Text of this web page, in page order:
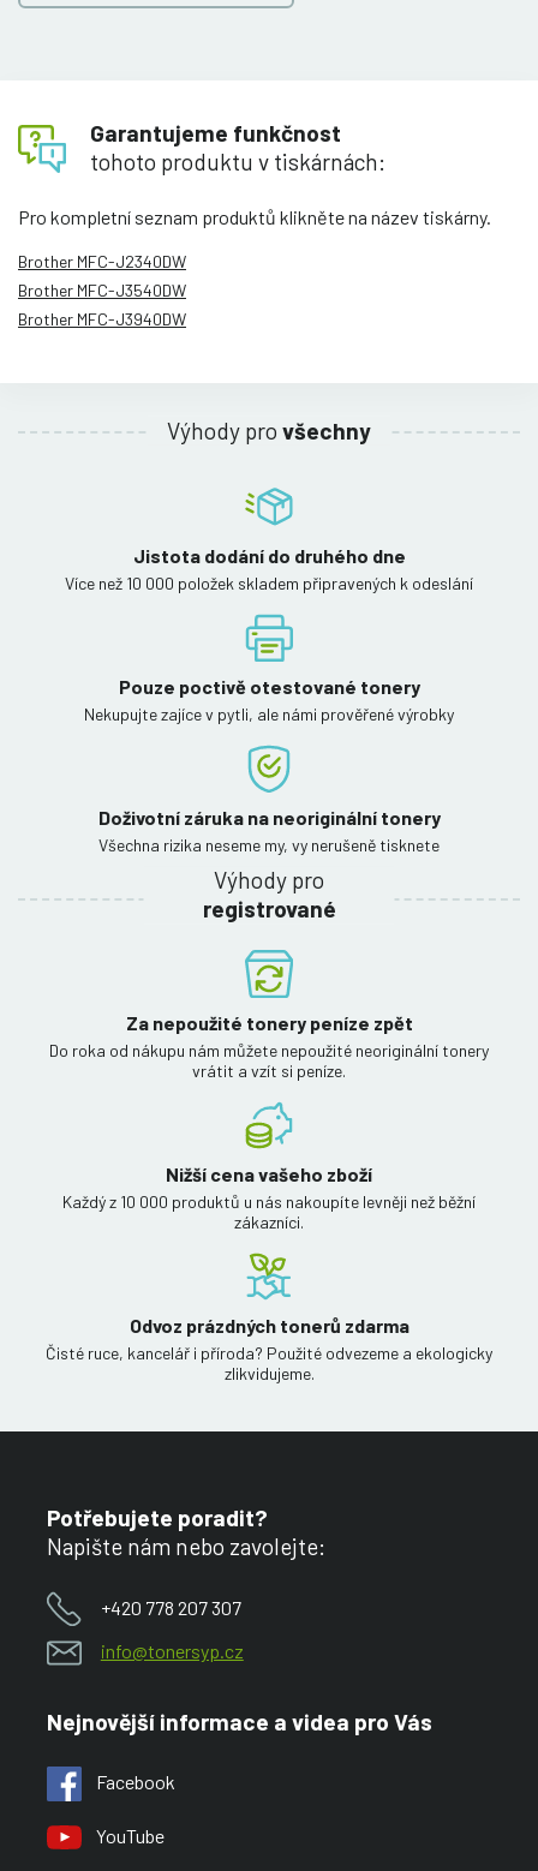
Garantujeme funkčnost
tohoto produktu v tiskárnách:
Pro kompletní seznam produktů klikněte na název tiskárny.
Brother MFC-J2340DW
Brother MFC-J3540DW
Brother MFC-J3940DW
Výhody pro všechny
Jistota dodání do druhého dne
Více než 10 000 položek skladem připravených k odeslání
Pouze poctivě otestované tonery
Nekupujte zajíce v pytli, ale námi prověřené výrobky
Doživotní záruka na neoriginální tonery
Všechna rizika neseme my, vy nerušeně tisknete
Výhody pro
registrované
Za nepoužité tonery peníze zpět
Do roka od nákupu nám můžete nepoužité neoriginální tonery
vrátit a vzít si peníze.
Nižší cena vašeho zboží
Každý z 10 000 produktů u nás nakoupíte levněji než běžní
zákazníci.
Odvoz prázdných tonerů zdarma
Čisté ruce, kancelář i příroda? Použité odvezeme a ekologicky
zlikvidujeme.
Potřebujete poradit?
Napište nám nebo zavolejte:
+420 778 207 307
info@tonersyp.cz
Nejnovější informace a videa pro Vás
Facebook
YouTube